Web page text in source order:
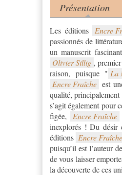
Product
Présentation
(onglet actif)
Les éditions Encre
passionnés de
un manuscrit
Olivier Sillig ,
raison, puisque " La
Encre Fraîche est
qualité, principalement
s’agit également pour
figée,
Encre Fraîche
inexplorés ! Du désir
éditions Encre Fraîche
puisqu’il est l’auteur
de vous laisser
la découverte de ces